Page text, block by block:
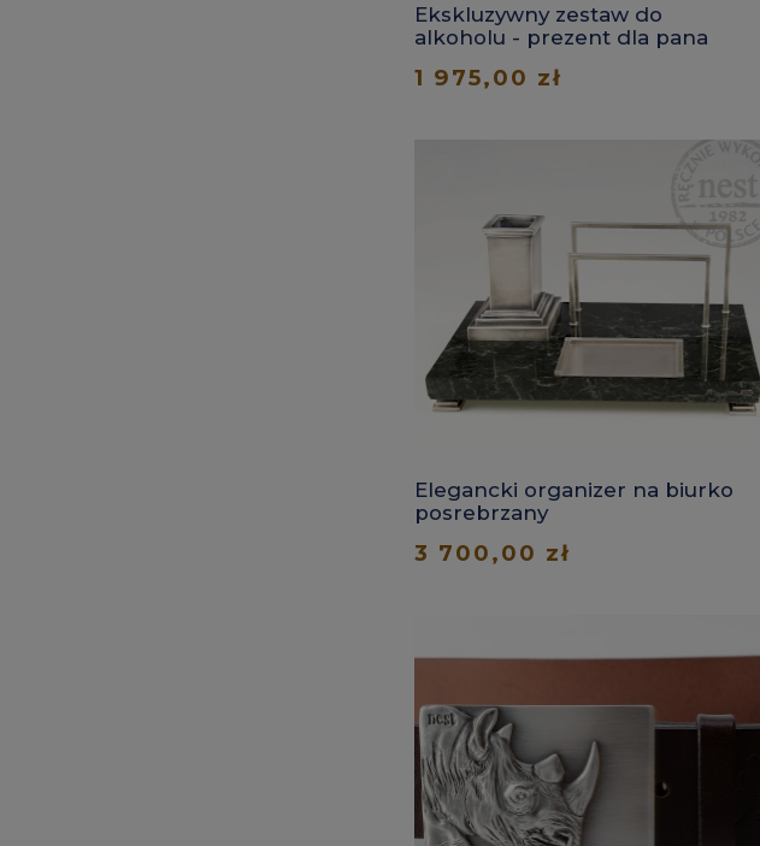
Ekskluzywny zestaw do
alkoholu - prezent dla pana
1 975,00 zł
Elegancki organizer na biurko
posrebrzany
3 700,00 zł